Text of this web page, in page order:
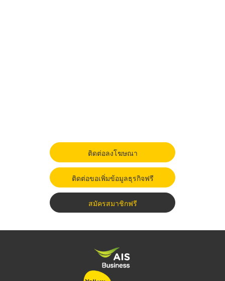
ติดต่อลงโฆษณา
ติดต่อขอเพิ่มข้อมูลธุรกิจฟรี
สมัครสมาชิกฟรี